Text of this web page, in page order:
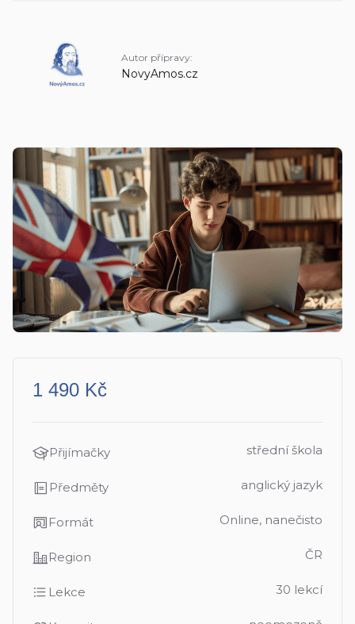
Autor přípravy:
NovyAmos.cz
1 490 Kč
Přijímačky střední škola
Předměty anglický jazyk
Formát Online, nanečisto
Region ČR
Lekce 30 lekcí